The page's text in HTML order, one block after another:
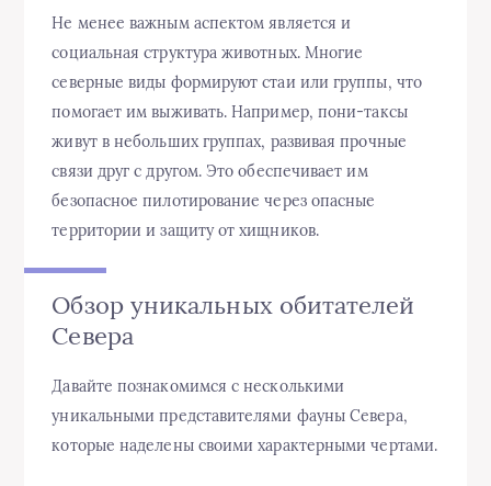
Не менее важным аспектом является и
социальная структура животных. Многие
северные виды формируют стаи или группы, что
помогает им выживать. Например, пони-таксы
живут в небольших группах, развивая прочные
связи друг с другом. Это обеспечивает им
безопасное пилотирование через опасные
территории и защиту от хищников.
Обзор уникальных обитателей
Севера
Давайте познакомимся с несколькими
уникальными представителями фауны Севера,
которые наделены своими характерными чертами.